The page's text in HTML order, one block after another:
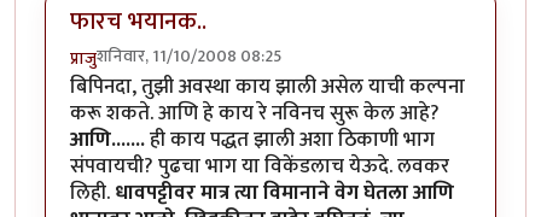
फारच भयानक..
प्राजुशनिवार, 11/10/2008 08:25
बिपिनदा, तुझी अवस्था काय झाली असेल याची कल्पना
करू शकते. आणि हे काय रे नविनच सुरू केल आहे?
आणि.......ही काय पद्धत झाली अशा ठिकाणी भाग
संपवायची? पुढचा भाग या विकेंडलाच येऊदे. लवकर
लिही.धावपट्टीवर मात्र त्या विमानाने वेग घेतला आणि